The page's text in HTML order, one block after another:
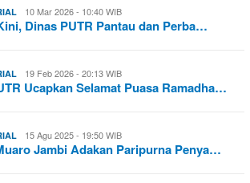
10 Mar 2026 - 10:40 WIB
Dinas PUTR Pantau dan Perba…
19 Feb 2026 - 20:13 WIB
Ucapkan Selamat Puasa Ramadha…
15 Agu 2025 - 19:50 WIB
Jambi Adakan Paripurna Penya…